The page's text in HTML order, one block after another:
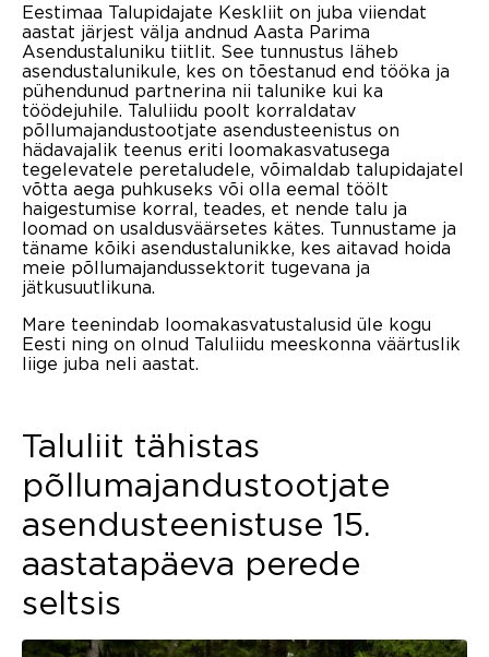
Eestimaa Talupidajate Keskliit on juba viiendat
aastat järjest välja andnud Aasta Parima
Asendustaluniku tiitlit. See tunnustus läheb
asendustalunikule, kes on tõestanud end tööka ja
pühendunud partnerina nii talunike kui ka
töödejuhile. Taluliidu poolt korraldatav
põllumajandustootjate asendusteenistus on
hädavajalik teenus eriti loomakasvatusega
tegelevatele peretaludele, võimaldab talupidajatel
võtta aega puhkuseks või olla eemal töölt
haigestumise korral, teades, et nende talu ja
loomad on usaldusväärsetes kätes. Tunnustame ja
täname kõiki asendustalunikke, kes aitavad hoida
meie põllumajandussektorit tugevana ja
jätkusuutlikuna.
Mare teenindab loomakasvatustalusid üle kogu
Eesti ning on olnud Taluliidu meeskonna väärtuslik
liige juba neli aastat.
Taluliit tähistas
põllumajandustootjate
asendusteenistuse 15.
aastatapäeva perede
seltsis